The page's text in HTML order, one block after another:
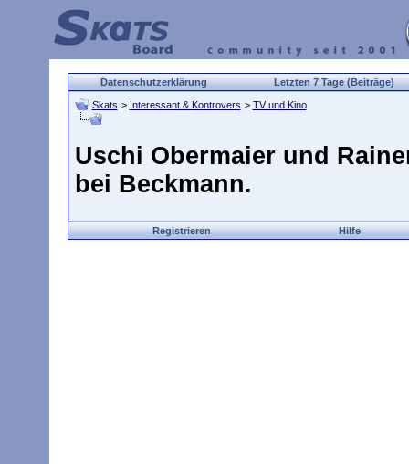
Datenschutzerklärung Letzten 7 Tage (Beiträge)
Skats > Interessant & Kontrovers > TV und Kino
Uschi Obermaier und
bei Beckmann.
Registrieren Hilfe